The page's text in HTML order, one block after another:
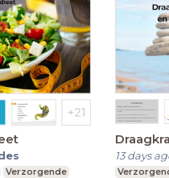
Verzorgende
13 days